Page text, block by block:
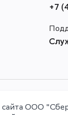
+7
сайта ООО